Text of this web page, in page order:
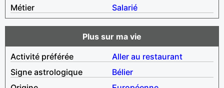
Métier
Salarié
Plus sur ma vie
Activité préférée
Aller au restaurant
Signe astrologique
Bélier